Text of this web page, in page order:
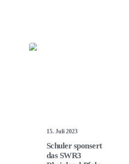
15. Juli 2023
Schuler sponsert
das SWR3